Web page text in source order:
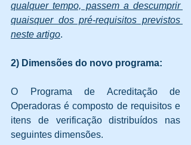
qualquer tempo, passem a descumprir
quaisquer dos pré-requisitos previstos
neste artigo.
2) Dimensões do novo programa:
O Programa de Acreditação de
Operadoras é composto de requisitos e
itens de verificação distribuídos nas
seguintes dimensões.